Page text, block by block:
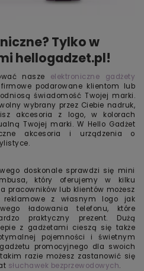
Tylko w
hellogadzet.pl!
nasze elektroniczne gadżety
podarowane klientom lub
świadomość Twojej marki.
wybrany przez Ciebie nadruk,
akcesoria z logo, w kolorach
Twojej marki. W Hello Gadżet
akcesoria i urządzenia o
doskonale sprawdzi się mini
który oferujemy w kilku
pracowników lub klientów możesz
z własnym logo jak
ładowania telefonu, które
praktyczny prezent. Dużą
z gadżetami cieszą się także
pojemności i świetnym
promocyjnego dla swoich
razie możesz zastanowić się
słuchawek bezprzewodowych.